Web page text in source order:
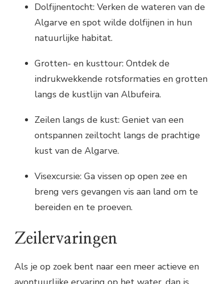
Dolfijnentocht: Verken de wateren van de
Algarve en spot wilde dolfijnen in hun
natuurlijke habitat.
Grotten- en kusttour: Ontdek de
indrukwekkende rotsformaties en grotten
langs de kustlijn van Albufeira.
Zeilen langs de kust: Geniet van een
ontspannen zeiltocht langs de prachtige
kust van de Algarve.
Visexcursie: Ga vissen op open zee en
breng vers gevangen vis aan land om te
bereiden en te proeven.
Zeilervaringen
Als je op zoek bent naar een meer actieve en